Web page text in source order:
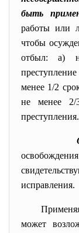
быть
работы или
чтобы
отбыл: а)
менее 1/2
не менее 2/
преступления.
исправления.
Применяя
может